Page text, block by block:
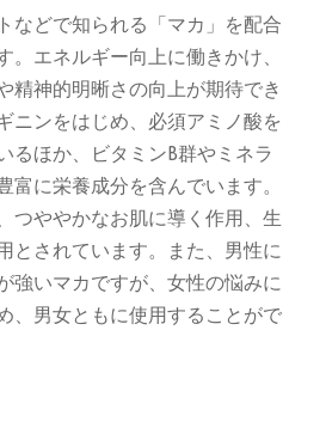
などで知られる「マカ」を配合
。エネルギー向上に働きかけ、
精神的明晰さの向上が期待でき
ニンをはじめ、必須アミノ酸を
るほか、ビタミンB群やミネラ
富に栄養成分を含んでいます。
つややかなお肌に導く作用、生
とされています。また、男性に
強いマカですが、女性の悩みに
、男女ともに使用することがで